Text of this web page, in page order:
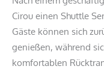
Cirou einen Shuttle
Gäste können sich
genießen, während
komfortablen